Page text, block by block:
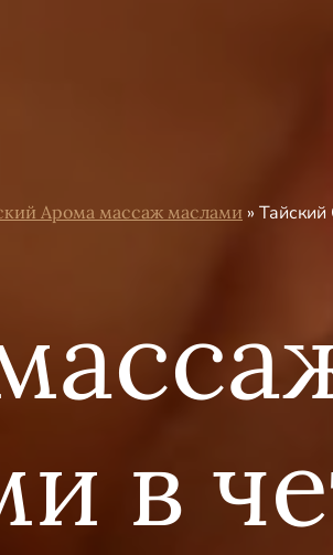
Арома массаж маслами »
в